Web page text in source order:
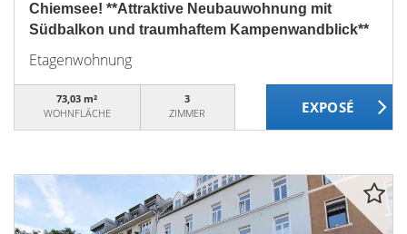
Chiemsee! **Attraktive Neubauwohnung mit
Südbalkon und traumhaftem Kampenwandblick**
Etagenwohnung
73,03 m²
WOHNFLÄCHE
3
ZIMMER